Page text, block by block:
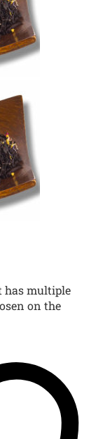
has multiple
on the